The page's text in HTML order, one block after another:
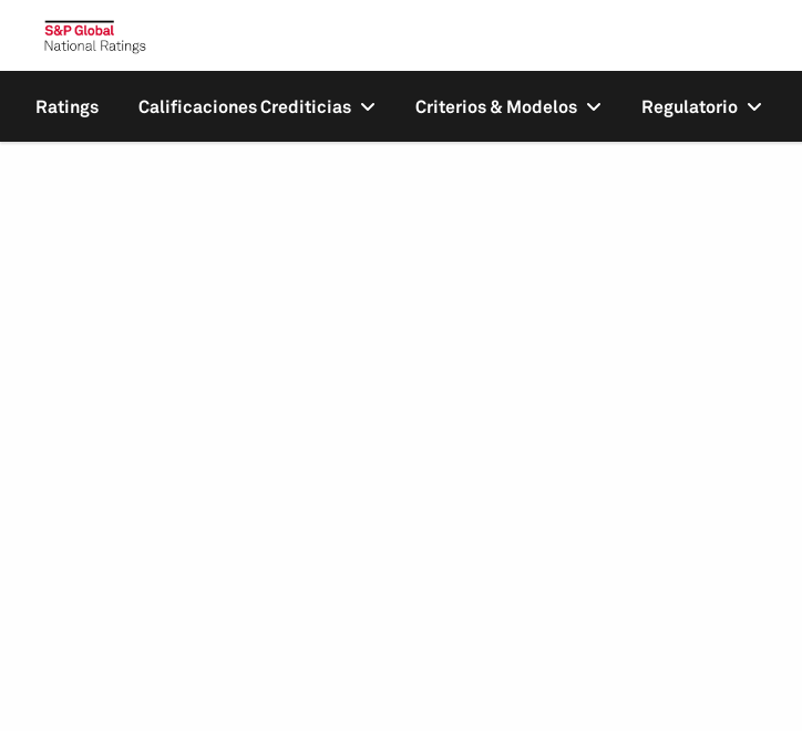
Ratings Calificaciones Crediticias Criterios & Modelos Regulatorio